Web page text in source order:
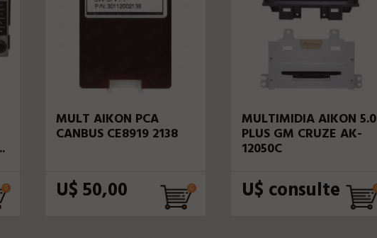
MULT AIKON PCA
CANBUS CE8919 2138
U$ 50,00
MULTIMIDIA AIKON 5.0
PLUS GM CRUZE AK-
12050C
U$ consulte